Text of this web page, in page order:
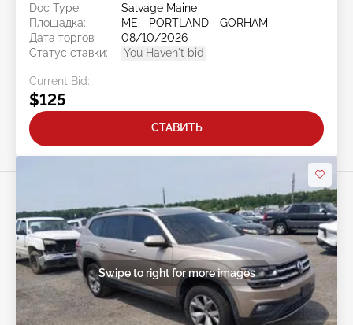
Doc Type:
Salvage Maine
Площадка:
ME - PORTLAND - GORHAM
Дата торгов:
08/10/2026
Статус ставки:
You Haven't bid
Current Bid:
$125
СТАВИТЬ
Swipe to right for more images